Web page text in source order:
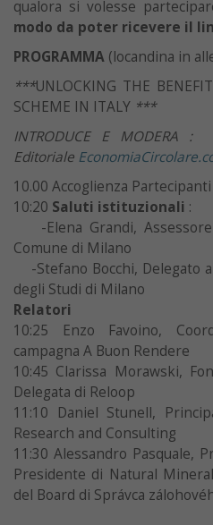
qualora si volesse
modo da poter ricevere il
PROGRAMMA (locandina in
***UNLOCKING THE
SCHEME IN ITALY ***
INTRODUCE E MODERA
Editoriale
10.00 Accoglienza Partecipanti
10:20 Saluti istituzionali :
-Elena Grandi, Assessore
Comune di Milano
-Stefano Bocchi, Delegato
degli Studi di Milano
Relatori
10:25 Enzo Favoino,
campagna A Buon Rendere
10:45 Clarissa Morawski,
Delegata di Reloop
11:10 Daniel Stunell,
Research and Consulting
11:30 Alessandro Pasquale,
Presidente di Natural
del Board di Správca